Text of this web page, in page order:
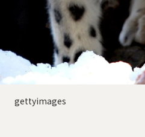
gettyimages